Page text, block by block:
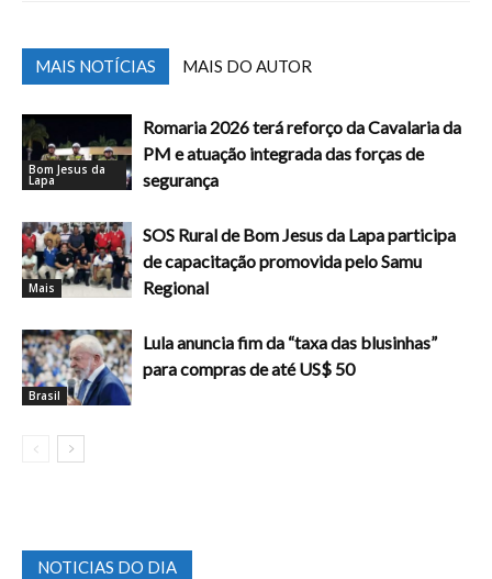
MAIS NOTÍCIAS MAIS DO AUTOR
Bom Jesus da
Lapa
Romaria 2026 terá reforço da Cavalaria da
PM e atuação integrada das forças de
segurança
Mais
SOS Rural de Bom Jesus da Lapa participa
de capacitação promovida pelo Samu
Regional
Brasil
Lula anuncia fim da “taxa das blusinhas”
para compras de até US$ 50
NOTICIAS DO DIA